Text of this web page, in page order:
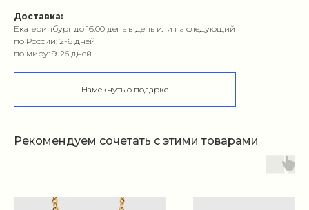
Доставка:
Екатеринбург до 16:00 день в день или на следующий
по России: 2-6 дней
по миру: 9-25 дней
Намекнуть о подарке
Рекомендуем сочетать с этими товарами